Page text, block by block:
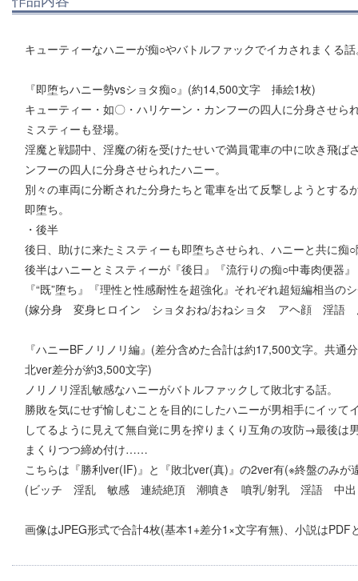
キューティーなハニーが痴○やバトルファックでイカされまくる
『即堕ちハニー勢vsショタ痴○』(約14,500文字 挿絵1枚)
キューティー・如〇・ハリケーン・カンフーの四人に分身させ
ミスティーも登場。
淫魔と戦闘中、淫魔の術を受けたせいで満員電車の中に吹き飛ば
ンフーの四人に分身させられたハニー。
別々の車両に分断された分身たちと電車を出て反撃しようとす
即堕ち。
・後半
後日、助けに来たミスティーも即堕ちさせられ、ハニーと共に痴
後半はハニーとミスティーが『後日』『流行りの痴○中毒肉便器
『“既”堕ち』『理性と性感耐性を超強化』それぞれ超短編相当
(嫁分身 変身ヒロイン ショタおね/おねショタ アヘ顔 淫語
『ハニーBFノリノリ編』(差分含めた合計は約17,500文字。共
北ver差分が約3,500文字)
ノリノリ淫乱敏感なハニーがバトルファックして敗北する話。
勝敗を気にせず愉しむことを目的にしたハニーが男相手にイッ
してるように見えて無自覚に男を搾りまくり互角の攻防→最後は
まくりつつ締め付け……
こちらは『勝利ver(IF)』と『敗北ver(真)』の2ver有(※終盤のみが
(ビッチ 淫乱 敏感 連続絶頂 潮噴き 噴乳/射乳 淫語 中出
画像はJPEG形式で合計4枚(基本1+差分1×文字有無)、小説はPDF